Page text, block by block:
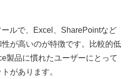
ルで、Excel、SharePointなど
が高いのが特徴です。比較的低
製品に慣れたユーザーにとって
があります。